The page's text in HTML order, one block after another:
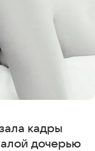
кадры
дочерью